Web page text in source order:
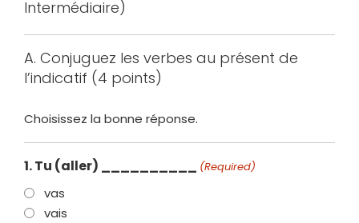
Intermédiaire)
A. Conjuguez les verbes au présent de
l’indicatif (4 points)
Choisissez la bonne réponse.
1. Tu (aller) __________ (Required)
vas
vais